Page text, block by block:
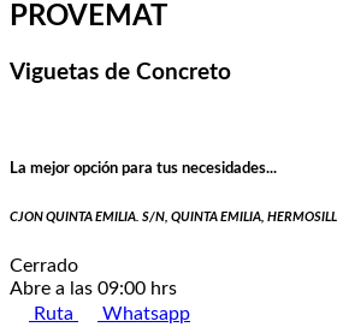
PROVEMAT
Viguetas de Concreto
La mejor opción para tus necesidades...
CJON QUINTA EMILIA. S/N, QUINTA EMILIA,
Cerrado
Abre a las 09:00 hrs
Ruta
Whatsapp